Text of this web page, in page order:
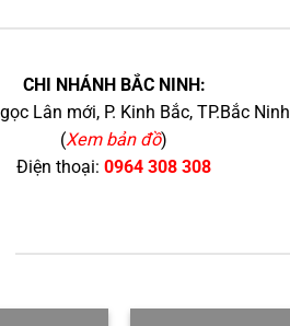
CHI NHÁNH BẮC NINH:
Lân mới, P. Kinh Bắc, TP.Bắc Ninh
(Xem bản đồ)
Điện thoại: 0964 308 308